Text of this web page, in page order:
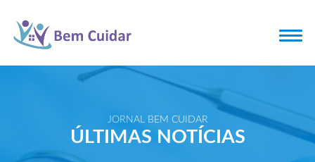
JORNAL BEM CUIDAR
ÚLTIMAS NOTÍCIAS